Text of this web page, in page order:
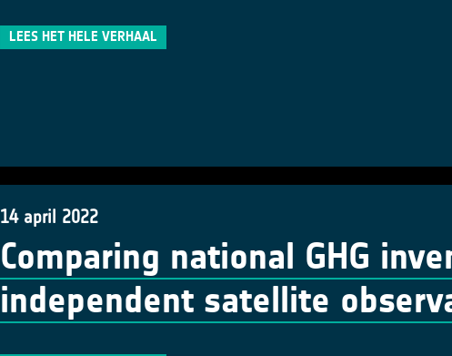
LEES HET HELE VERHAAL
14 april 2022
Comparing national GHG
independent satellite